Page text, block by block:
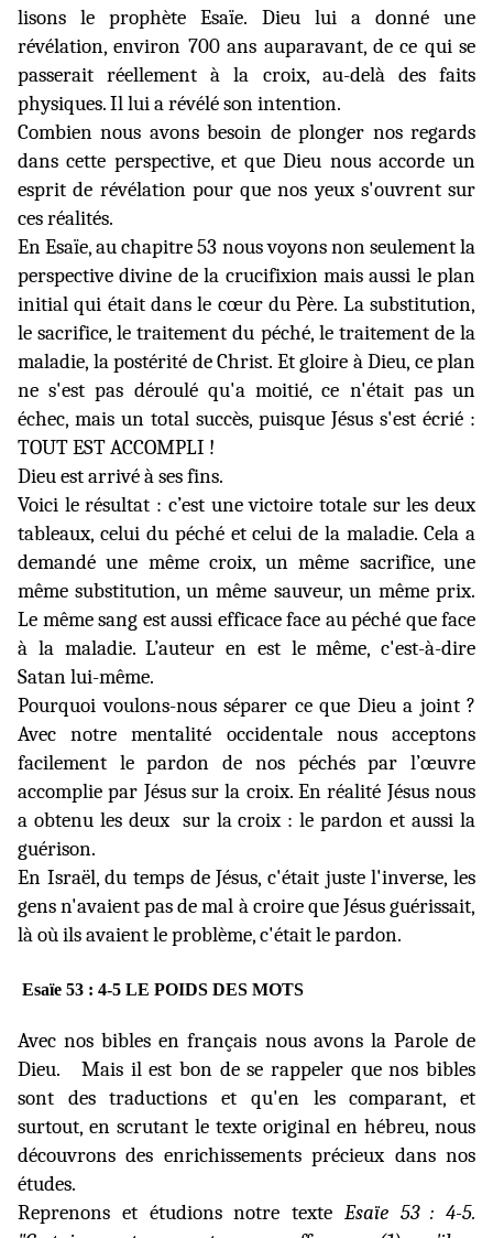
lisons le prophète Esaïe. Dieu lui a donné une
révélation, environ 700 ans auparavant, de ce qui se
passerait réellement à la croix, au-delà des faits
physiques. Il lui a révélé son intention.
Combien nous avons besoin de plonger nos regards
dans cette perspective, et que Dieu nous accorde un
esprit de révélation pour que nos yeux s'ouvrent sur
ces réalités.
En Esaïe, au chapitre 53 nous voyons non seulement la
perspective divine de la crucifixion mais aussi le plan
initial qui était dans le cœur du Père. La substitution,
le sacrifice, le traitement du péché, le traitement de la
maladie, la postérité de Christ. Et gloire à Dieu, ce plan
ne s'est pas déroulé qu'a moitié, ce n'était pas un
échec, mais un total succès, puisque Jésus s'est écrié :
TOUT EST ACCOMPLI !
Dieu est arrivé à ses fins.
Voici le résultat : c’est une victoire totale sur les deux
tableaux, celui du péché et celui de la maladie. Cela a
demandé une même croix, un même sacrifice, une
même substitution, un même sauveur, un même prix.
Le même sang est aussi efficace face au péché que face
à la maladie. L’auteur en est le même, c'est-à-dire
Satan lui-même.
Pourquoi voulons-nous séparer ce que Dieu a joint ?
Avec notre mentalité occidentale nous acceptons
facilement le pardon de nos péchés par l’œuvre
accomplie par Jésus sur la croix. En réalité Jésus nous
a obtenu les deux sur la croix : le pardon et aussi la
guérison.
En Israël, du temps de Jésus, c'était juste l'inverse, les
gens n'avaient pas de mal à croire que Jésus guérissait,
là où ils avaient le problème, c'était le pardon.
Esaïe 53 : 4-5 LE POIDS DES MOTS
Avec nos bibles en français nous avons la Parole de
Dieu. Mais il est bon de se rappeler que nos bibles
sont des traductions et qu'en les comparant, et
surtout, en scrutant le texte original en hébreu, nous
découvrons des enrichissements précieux dans nos
études.
Reprenons et étudions notre texte Esaïe 53 : 4-5.